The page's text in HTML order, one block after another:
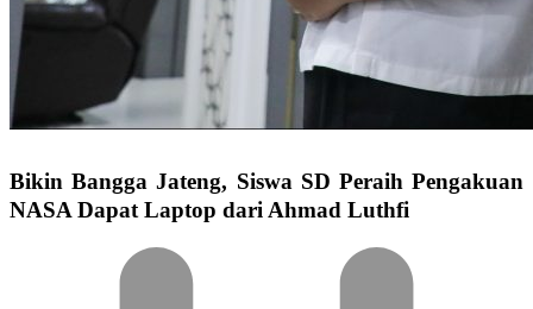
Bikin Bangga Jateng, Siswa SD Peraih Pengakuan
NASA Dapat Laptop dari Ahmad Luthfi